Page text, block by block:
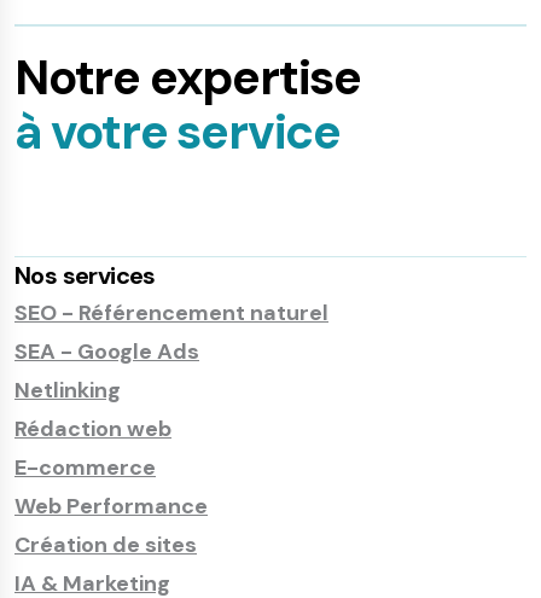
Notre expertise
à votre service
Nos services
SEO - Référencement naturel
SEA - Google Ads
Netlinking
Rédaction web
E-commerce
Web Performance
Création de sites
IA & Marketing